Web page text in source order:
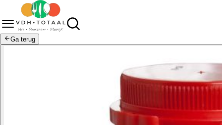
Ga terug